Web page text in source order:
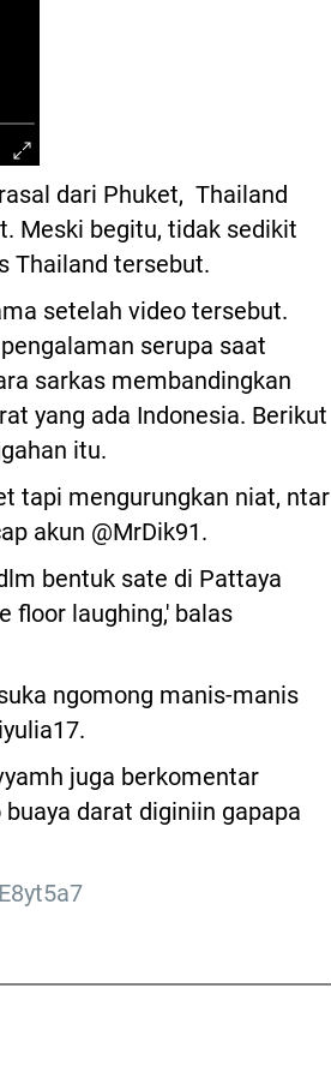
dari Phuket, Thailand
Meski begitu, tidak sedikit
Thailand tersebut.
setelah video tersebut.
serupa saat
sarkas membandingkan
yang ada Indonesia. Berikut
itu.
tapi mengurungkan niat, ntar
akun @MrDik91.
bentuk sate di Pattaya
floor laughing,' balas
ngomong manis-manis
juga berkomentar
darat diginiin gapapa